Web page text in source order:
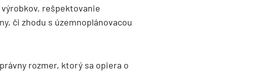
rešpektovanie
či zhodu s územnoplánovacou
rozmer, ktorý sa opiera o